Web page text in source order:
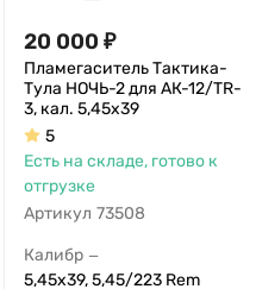
20 000 ₽
Пламегаситель Тактика-
Тула НОЧЬ-2 для АК-12/TR-
3, кал. 5,45х39
5
Есть на складе, готово к
отгрузке
Артикул 73508
Калибр —
5,45х39, 5,45/223 Rem